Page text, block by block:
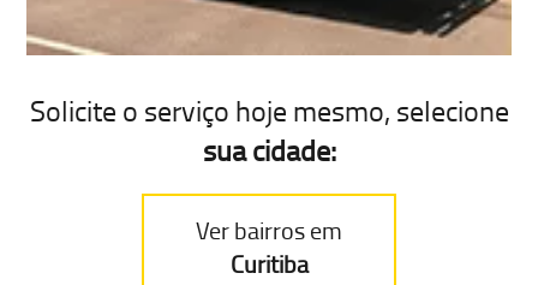
Solicite o serviço hoje mesmo, selecione
sua cidade:
Ver bairros em
Curitiba